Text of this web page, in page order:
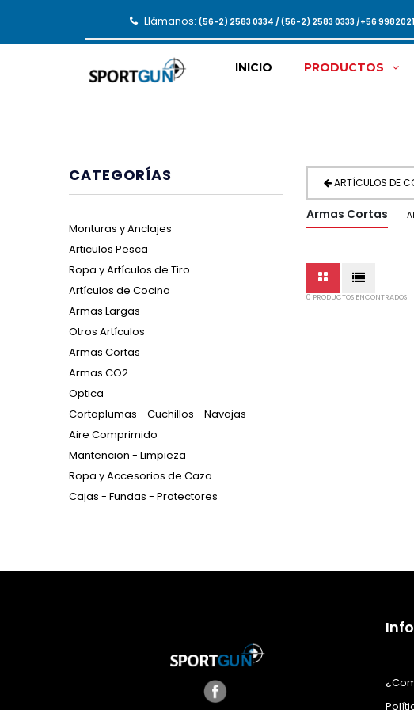
Llámanos: (56-2) 2583 0334 / (56-2) 2583 0333 /+56
INICIO PRODUCTOS
ARTÍCULOS DE
Armas Cortas
0 PRODUCTOS ENCONTRADOS
CATEGORÍAS
Monturas y Anclajes
Articulos Pesca
Ropa y Artículos de Tiro
Artículos de Cocina
Armas Largas
Otros Artículos
Armas Cortas
Armas CO2
Optica
Cortaplumas - Cuchillos - Navajas
Aire Comprimido
Mantencion - Limpieza
Ropa y Accesorios de Caza
Cajas - Fundas - Protectores